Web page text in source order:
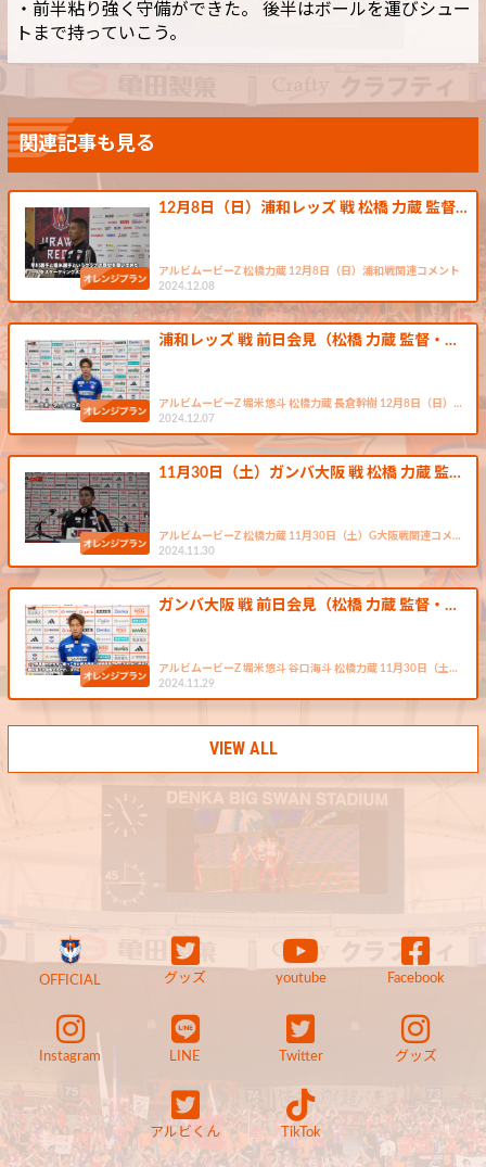
・前半粘り強く守備ができた。 後半はボールを運びシュー
トまで持っていこう。
関連記事も見る
12月8日（日）浦和レッズ 戦 松橋 力蔵 監督…
アルビムービーZ 松橋力蔵 12月8日（日）浦和戦関連コメント
2024.12.08
浦和レッズ 戦 前日会見（松橋 力蔵 監督・…
アルビムービーZ 堀米悠斗 松橋力蔵 長倉幹樹 12月8日（日）…
2024.12.07
11月30日（土）ガンバ大阪 戦 松橋 力蔵 監…
アルビムービーZ 松橋力蔵 11月30日（土）G大阪戦関連コメ…
2024.11.30
ガンバ大阪 戦 前日会見（松橋 力蔵 監督・…
アルビムービーZ 堀米悠斗 谷口海斗 松橋力蔵 11月30日（土…
2024.11.29
VIEW ALL
OFFICIAL グッズ youtube Facebook
Instagram LINE Twitter グッズ
アルビくん TikTok